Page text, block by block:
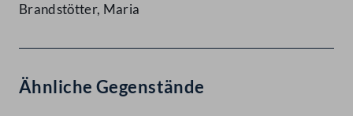
Brandstötter, Maria
Ähnliche Gegenstände